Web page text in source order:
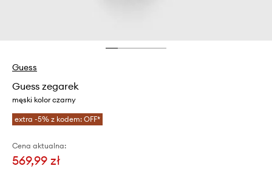
Guess
Guess zegarek
męski kolor czarny
extra -5% z kodem: OFF*
Cena aktualna:
569,99 zł